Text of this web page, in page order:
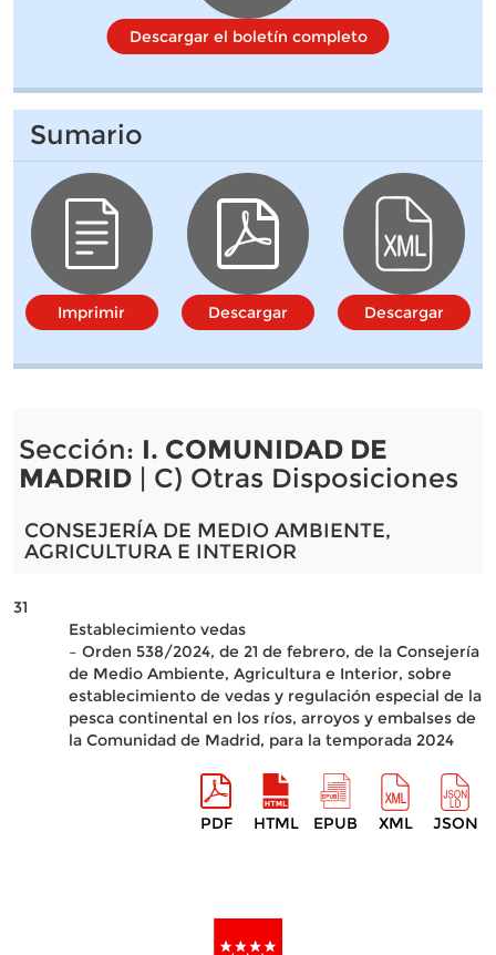
Descargar el boletín completo
Sumario
Imprimir Descargar Descargar
Sección: I. COMUNIDAD DE
MADRID| C) Otras Disposiciones
CONSEJERÍA DE MEDIO AMBIENTE,
AGRICULTURA E INTERIOR
31
Establecimiento vedas
– Orden 538/2024, de 21 de febrero, de la Consejería
de Medio Ambiente, Agricultura e Interior, sobre
establecimiento de vedas y regulación especial de la
pesca continental en los ríos, arroyos y embalses de
la Comunidad de Madrid, para la temporada 2024
PDF HTML EPUB XML JSON